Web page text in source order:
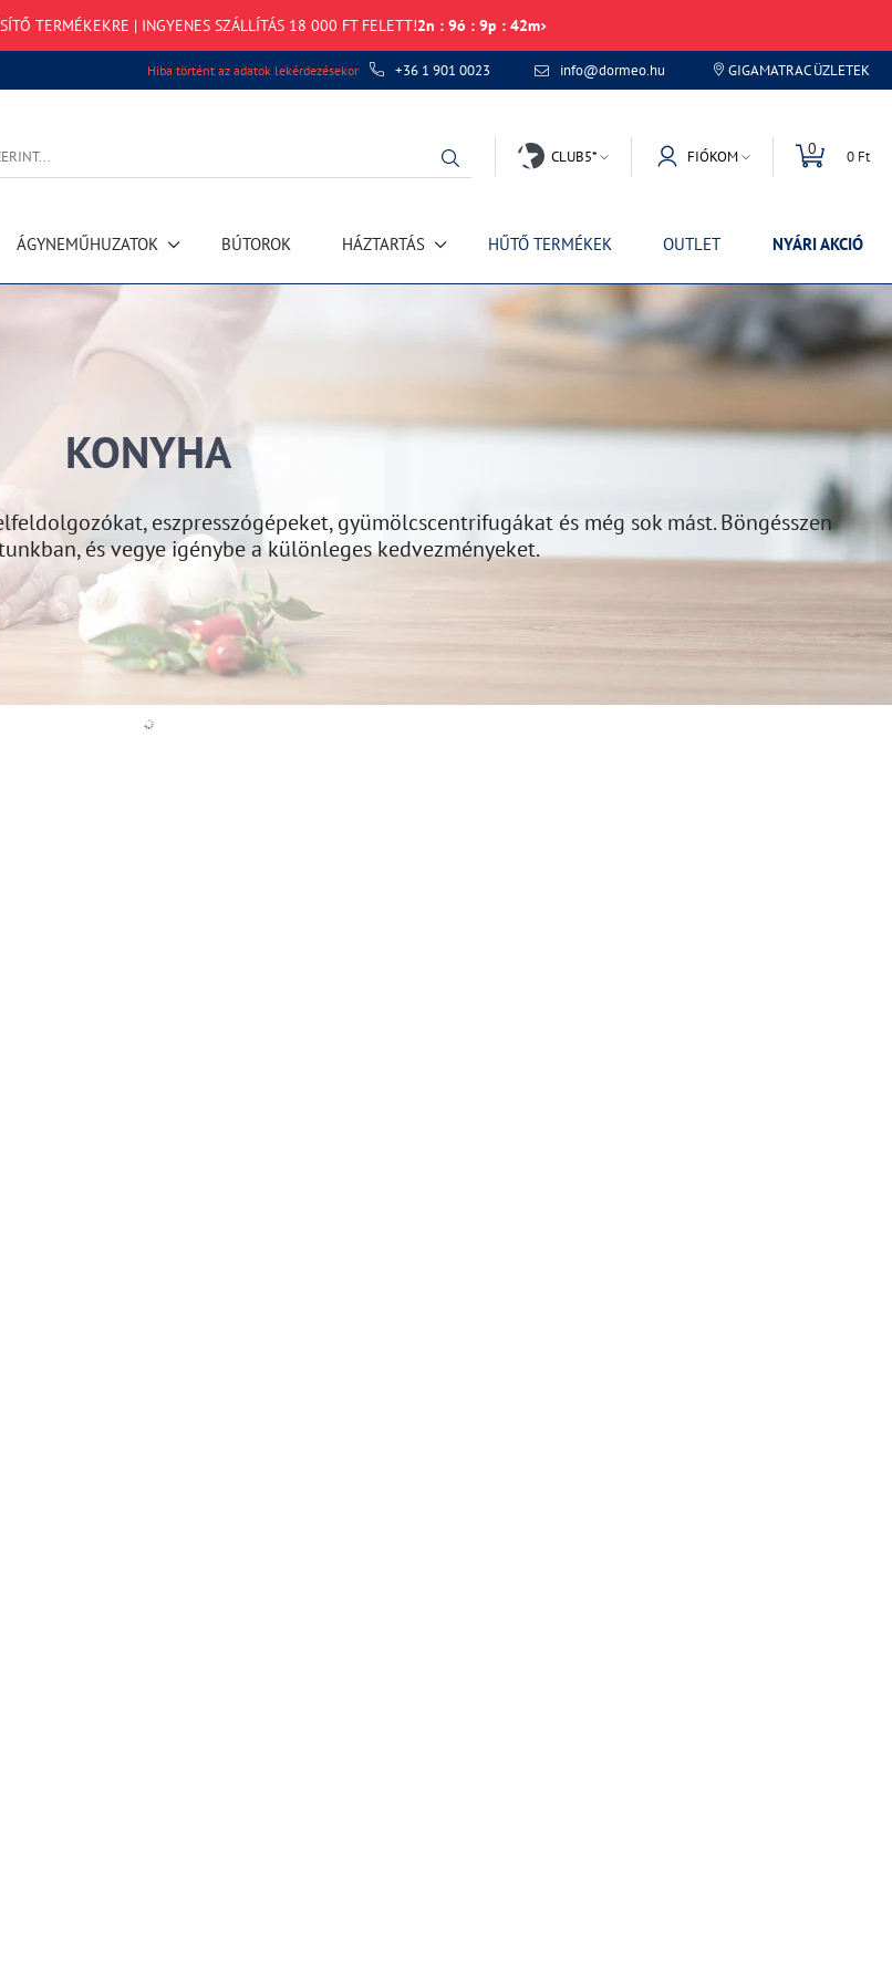
TERMÉKEKRE | INGYENES SZÁLLÍTÁS 18 000 FT FELETT!2n : 9ó : 9p : 42m
Hiba történt az adatok lekérdezésekor +36 1 901 0023 info@dormeo.hu GIGAMATRAC ÜZLETEK
CLUB5* FIÓKOM 0 0 Ft
ÁGYNEMŰHUZATOK BÚTOROK HÁZTARTÁS HŰTŐ TERMÉKEK OUTLET NYÁRI AKCIÓ
KONYHA
eszpresszógépeket, gyümölcscentrifugákat és még sok mást. Böngésszen
és vegye igénybe a különleges kedvezményeket.